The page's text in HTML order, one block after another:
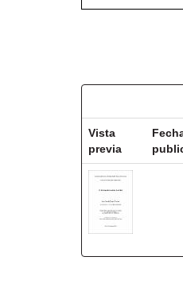
Vista
previa